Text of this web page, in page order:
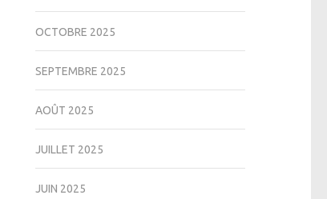
OCTOBRE 2025
SEPTEMBRE 2025
AOÛT 2025
JUILLET 2025
JUIN 2025